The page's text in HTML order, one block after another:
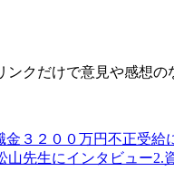
クだけで意見や感想の
金３２００万円不正受
山先生にインタビュー2.